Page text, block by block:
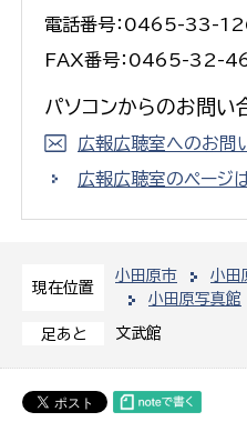
現在位置
小田原市
小田
小田原写真館
足あと 文武館
電話番号：0465-33-
FAX番号：0465-32-
パソコンからのお問い
広報広聴室へのお問
広報広聴室のページ